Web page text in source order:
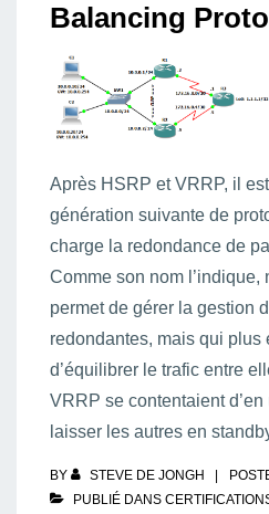
Balancing
Après HSRP et VRRP, il
génération suivante de
charge la redondance de
Comme son nom l’indique,
permet de gérer la gestion
redondantes, mais qui plus
d’équilibrer le trafic entre
VRRP se contentaient
laisser les autres en
BY STEVE DE JONGH
PUBLIÉ DANS